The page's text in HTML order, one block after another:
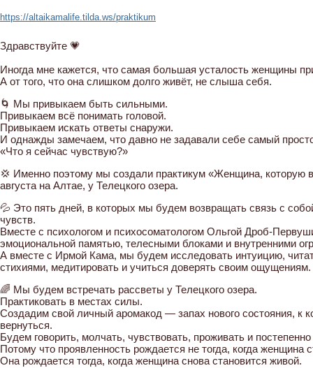
https://altaikamalife.tilda.ws/praktikum
Здравствуйте 💗
Иногда мне кажется, что самая большая усталость женщины
А от того, что она слишком долго живёт, не слыша себя.
🌀 Мы привыкаем быть сильными.
Привыкаем всё понимать головой.
Привыкаем искать ответы снаружи.
И однажды замечаем, что давно не задавали себе самый
«Что я сейчас чувствую?»
💢 Именно поэтому мы создали практикум «Женщина, которую
августа на Алтае, у Телецкого озера.
💦 Это пять дней, в которых мы будем возвращать связь с
чувств.
Вместе с психологом и психосоматологом Ольгой Дроб-
эмоциональной памятью, телесными блоками и внутренними
А вместе с Ирмой Кама, мы будем исследовать интуицию,
стихиями, медитировать и учиться доверять своим ощущениям.
🌈 Мы будем встречать рассветы у Телецкого озера.
Практиковать в местах силы.
Создадим свой личный аромакод — запах нового состояния, к
вернуться.
Будем говорить, молчать, чувствовать, проживать и
Потому что проявленность рождается не тогда, когда женщина
Она рождается тогда, когда женщина снова становится живой.